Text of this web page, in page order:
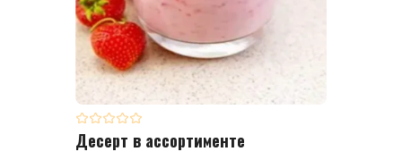
Десерт в ассортименте